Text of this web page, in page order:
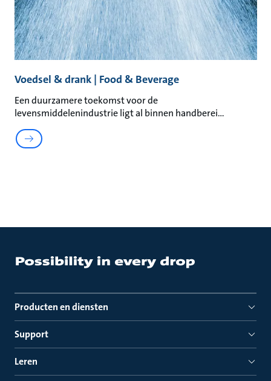
Voedsel & drank | Food & Beverage
Een duurzamere toekomst voor de
levensmiddelenindustrie ligt al binnen handberei
Producten en diensten
Support
Leren